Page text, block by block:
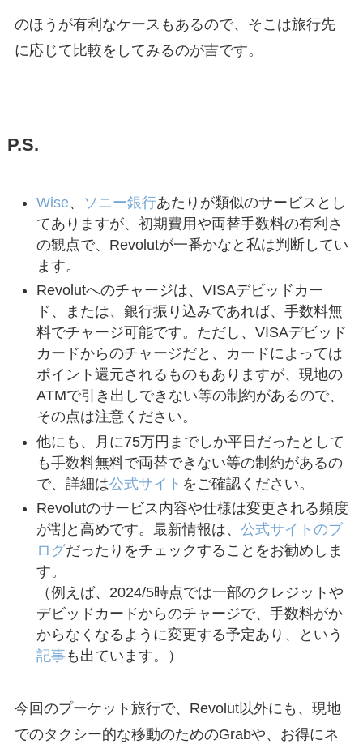
のほうが有利なケースもあるので、そこは旅行先
に応じて比較をしてみるのが吉です。
P.S.
Wise、 ソニー銀行あたりが類似のサービスとし
てありますが、初期費用や両替手数料の有利さ
の観点で、Revolutが一番かなと私は判断してい
ます。
Revolutへのチャージは、VISAデビッドカー
ド、または、銀行振り込みであれば、手数料無
料でチャージ可能です。ただし、VISAデビッド
カードからのチャージだと、カードによっては
ポイント還元されるものもありますが、現地の
ATMで引き出しできない等の制約があるので、
その点は注意ください。
他にも、月に75万円までしか平日だったとして
も手数料無料で両替できない等の制約があるの
で、詳細は公式サイト をご確認ください。
Revolutのサービス内容や仕様は変更される頻度
が割と高めです。最新情報は、 公式サイトのブ
ログだったりをチェックすることをお勧めしま
す。
（例えば、2024/5時点では一部のクレジットや
デビッドカードからのチャージで、手数料がか
からなくなるように変更する予定あり、という
記事も出ています。）
今回のプーケット旅行で、Revolut以外にも、現地
でのタクシー的な移動のためのGrabや、お得にネ